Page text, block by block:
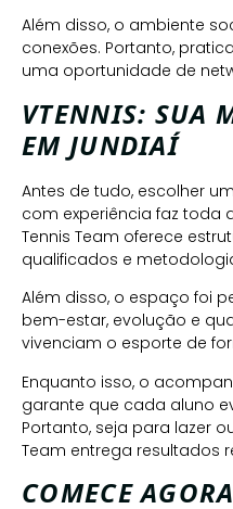
Além disso, o ambiente
conexões. Portanto,
uma oportunidade de
VTENNIS: SUA
EM JUNDIAÍ
Antes de tudo, escolher
com experiência faz toda
Tennis Team oferece
qualificados e
Além disso, o espaço foi
bem-estar, evolução e
vivenciam o esporte de
Enquanto isso, o
garante que cada aluno
Portanto, seja para lazer
Team entrega resultados
COMECE